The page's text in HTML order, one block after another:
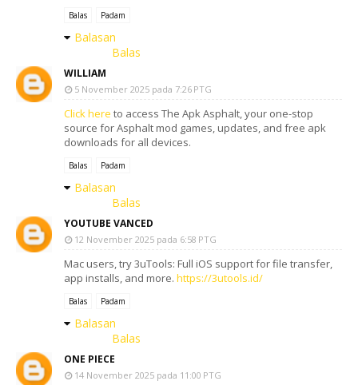
Balas Padam
Balasan
Balas
WILLIAM
5 November 2025 pada 7:26 PTG
Click here to access The Apk Asphalt, your one-stop
source for Asphalt mod games, updates, and free apk
downloads for all devices.
Balas Padam
Balasan
Balas
YOUTUBE VANCED
12 November 2025 pada 6:58 PTG
Mac users, try 3uTools: Full iOS support for file transfer,
app installs, and more. https://3utools.id/
Balas Padam
Balasan
Balas
ONE PIECE
14 November 2025 pada 11:00 PTG